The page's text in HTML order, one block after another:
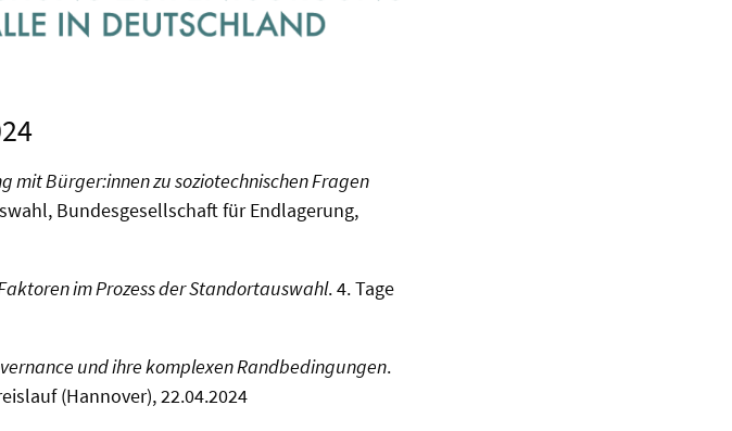
mit Bürger:innen zu soziotechnischen Fragen
Bundesgesellschaft für Endlagerung,
im Prozess der Standortauswahl. 4. Tage
und ihre komplexen Randbedingungen.
(Hannover), 22.04.2024